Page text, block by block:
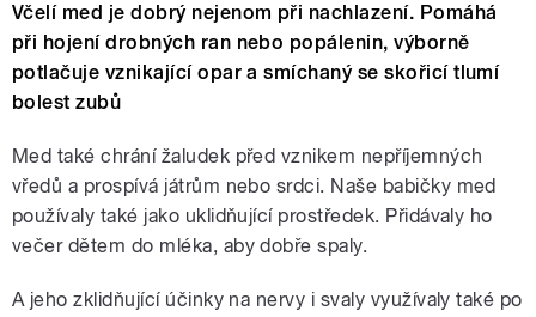
Včelí med je dobrý nejenom při nachlazení. Pomáhá
při hojení drobných ran nebo popálenin, výborně
potlačuje vznikající opar a smíchaný se skořicí tlumí
bolest zubů
Med také chrání žaludek před vznikem nepříjemných
vředů a prospívá játrům nebo srdci. Naše babičky med
používaly také jako uklidňující prostředek. Přidávaly ho
večer dětem do mléka, aby dobře spaly.
A jeho zklidňující účinky na nervy i svaly využívaly také po